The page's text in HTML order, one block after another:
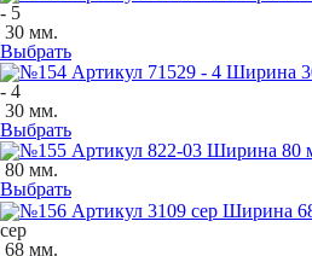
- 5
30 мм.
Выбрать
- 4
30 мм.
Выбрать
80 мм.
Выбрать
сер
68 мм.